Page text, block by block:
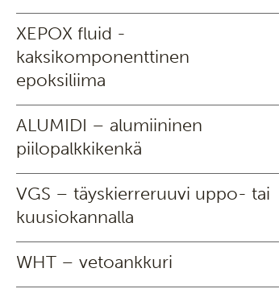
XEPOX fluid -
kaksikomponenttinen
epoksiliima
ALUMIDI – alumiininen
piilopalkkikenkä
VGS – täyskierreruuvi uppo- tai
kuusiokannalla
WHT – vetoankkuri